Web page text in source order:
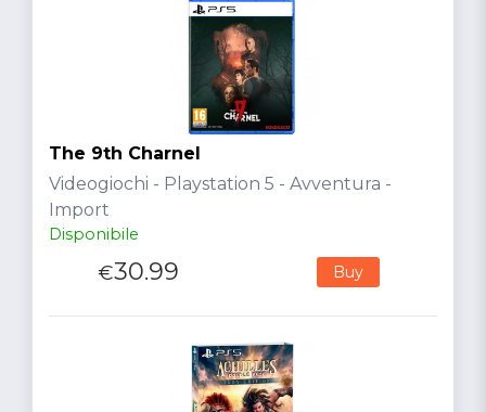
The 9th Charnel
Videogiochi - Playstation 5 - Avventura -
Import
Disponibile
€30.99 Buy